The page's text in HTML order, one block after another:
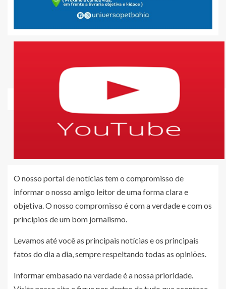
O nosso portal de notícias tem o compromisso de
informar o nosso amigo leitor de uma forma clara e
objetiva. O nosso compromisso é com a verdade e com os
princípios de um bom jornalismo.
Levamos até você as principais notícias e os principais
fatos do dia a dia, sempre respeitando todas as opiniões.
Informar embasado na verdade é a nossa prioridade.